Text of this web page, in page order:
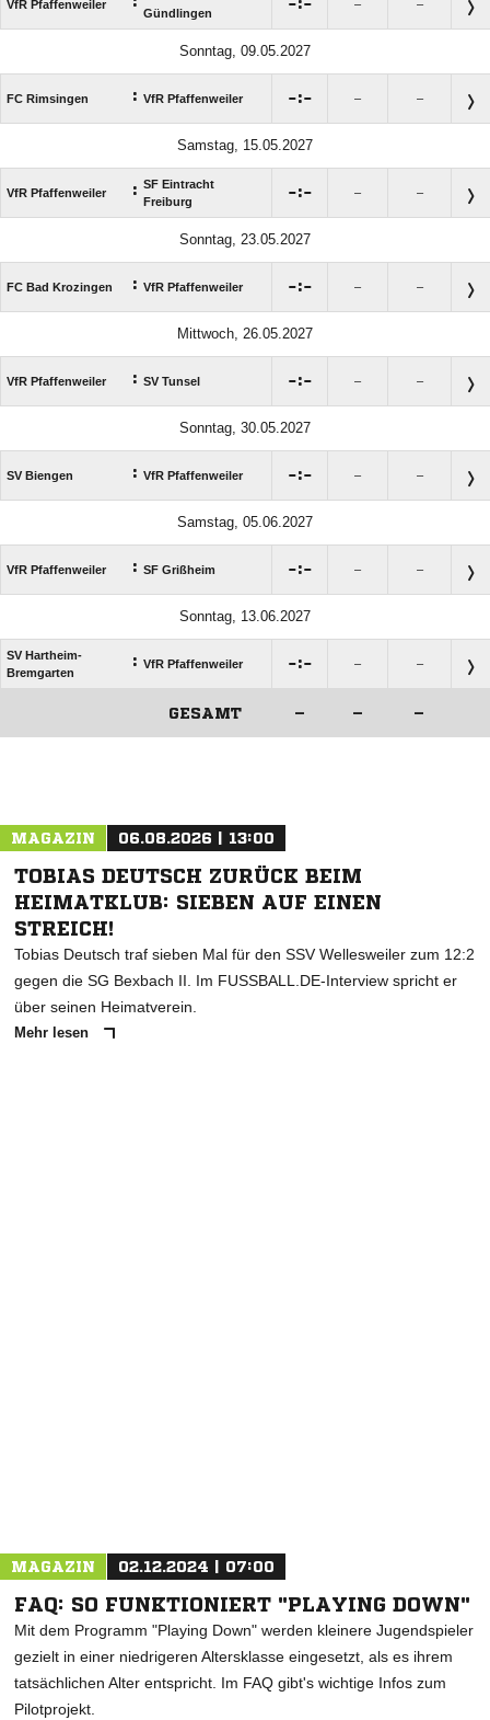
VfR Pfaffenweiler
Gündlingen
: – –
Sonntag, 09.05.2027
FC Rimsingen : VfR Pfaffenweiler : – –
Samstag, 15.05.2027
VfR Pfaffenweiler : SF Eintracht
Freiburg
: – –
Sonntag, 23.05.2027
FC Bad Krozingen : VfR Pfaffenweiler : – –
Mittwoch, 26.05.2027
VfR Pfaffenweiler : SV Tunsel : – –
Sonntag, 30.05.2027
SV Biengen : VfR Pfaffenweiler : – –
Samstag, 05.06.2027
VfR Pfaffenweiler : SF Grißheim : – –
Sonntag, 13.06.2027
SV Hartheim-
Bremgarten
: VfR Pfaffenweiler : – –
GESAMT – – –
MAGAZIN 06.08.2026 | 13:00
TOBIAS DEUTSCH ZURÜCK BEIM
HEIMATKLUB: SIEBEN AUF EINEN
STREICH!
Tobias Deutsch traf sieben Mal für den SSV Wellesweiler zum 12:2
gegen die SG Bexbach II. Im FUSSBALL.DE-Interview spricht er
über seinen Heimatverein.
Mehr lesen
MAGAZIN 02.12.2024 | 07:00
FAQ: SO FUNKTIONIERT "PLAYING DOWN"
Mit dem Programm "Playing Down" werden kleinere Jugendspieler
gezielt in einer niedrigeren Altersklasse eingesetzt, als es ihrem
tatsächlichen Alter entspricht. Im FAQ gibt's wichtige Infos zum
Pilotprojekt.